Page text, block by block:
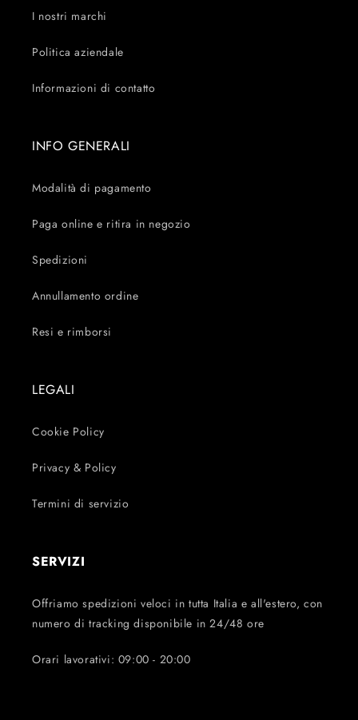
I nostri marchi
Politica aziendale
Informazioni di contatto
INFO GENERALI
Modalità di pagamento
Paga online e ritira in negozio
Spedizioni
Annullamento ordine
Resi e rimborsi
LEGALI
Cookie Policy
Privacy & Policy
Termini di servizio
SERVIZI
Offriamo spedizioni veloci in tutta Italia e all'estero, con
numero di tracking disponibile in 24/48 ore
Orari lavorativi: 09:00 - 20:00